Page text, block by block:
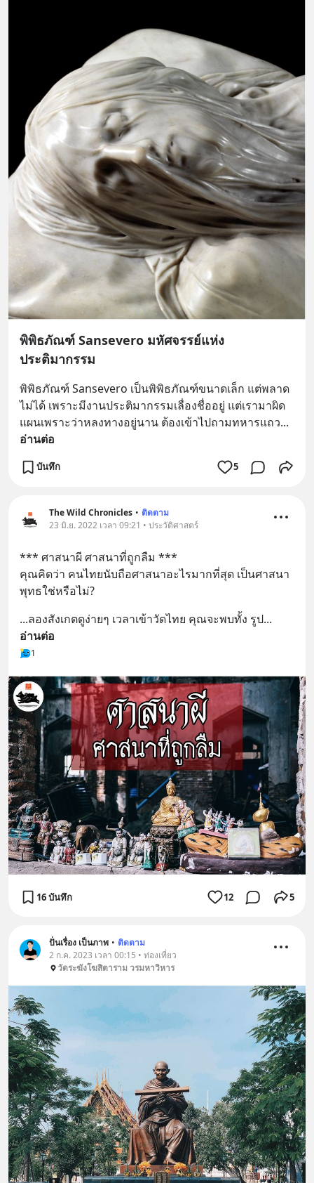
พิพิธภัณฑ์ Sansevero มหัศจรรย์แห่ง
ประติมากรรม
พิพิธภัณฑ์ Sansevero เป็นพิพิธภัณฑ์ขนาดเล็ก แต่พลาด
ไม่ได้ เพราะมีงานประติมากรรมเลื่องชื่ออยู่ แต่เรามาผิด
แผนเพราะว่าหลงทางอยู่นาน ต้องเข้าไปถามทหารแถว
อ่านต่อ
บันทึก 5
The Wild Chronicles • ติดตาม
23 มิ.ย. 2022 เวลา 09:21 • ประวัติศาสตร์
*** ศาสนาผี ศาสนาที่ถูกลืม ***
คุณคิดว่า คนไทยนับถือศาสนาอะไรมากที่สุด เป็นศาสนา
พุทธใช่หรือไม่?
...ลองสังเกตดูง่ายๆ เวลาเข้าวัดไทย คุณจะพบทั้ง รูป
อ่านต่อ
1
16 บันทึก 12 5
ปั่นเรื่อง เป็นภาพ • ติดตาม
2 ก.ค. 2023 เวลา 00:15 • ท่องเที่ยว
วัดระฆังโฆสิตาราม วรมหาวิหาร